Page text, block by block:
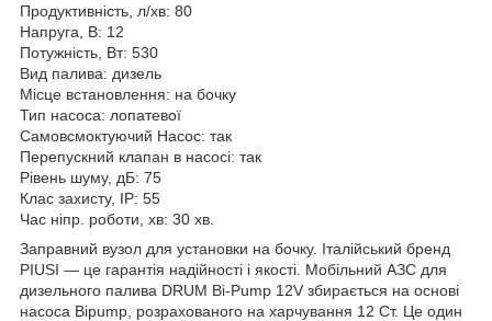
Продуктивність, л/хв: 80
Напруга, В: 12
Потужність, Вт: 530
Вид палива: дизель
Місце встановлення: на бочку
Тип насоса: лопатевої
Самовсмоктуючий Насос: так
Перепускний клапан в насосі: так
Рівень шуму, дБ: 75
Клас захисту, IP: 55
Час ніпр. роботи, хв: 30 хв.
Заправний вузол для установки на бочку. Італійський бренд
PIUSI — це гарантія надійності і якості. Мобільний АЗС для
дизельного палива DRUM Bi-Pump 12V збирається на основі
насоса Bipump, розрахованого на харчування 12 Ст. Це один